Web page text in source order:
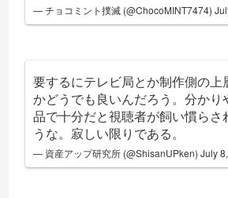
— チョコミント撲滅 (@ChocoMINT7474)
要するにテレビ局とか制作側の上
かどうでも良いんだろう。分かり
品で十分だと視聴者が飼い慣らさ
うな。寂しい限りである。
— 資産アップ研究所 (@ShisanUPken)July